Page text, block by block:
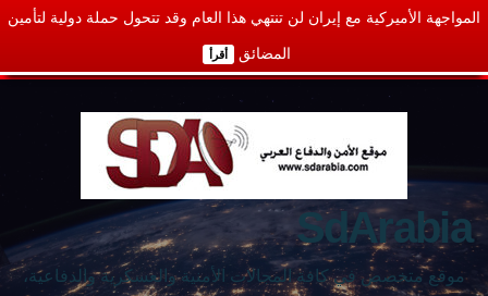
المواجهة الأميركية مع إيران لن تنتهي هذا العام وقد تتحول حملة دولية لتأمين
المضائق أقرأ
SdArabia
موقع متخصص في كافة المجالات الأمنية والعسكرية والدفاعية،